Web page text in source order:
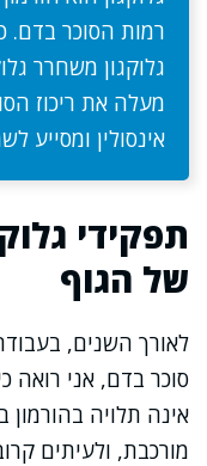
רמות הסוכר בדם.
גלוקגון משחרר
מעלה את ריכוז
אינסולין ומסייע
תפקידי
של הגוף
לאורך השנים,
סוכר בדם, אני רואה
אינה תלויה בהורמון
מורכבת, ולעיתים